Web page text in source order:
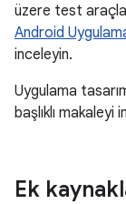
üzere test
Android
inceleyin.
Uygulama
başlıklı makaleyi
Ek